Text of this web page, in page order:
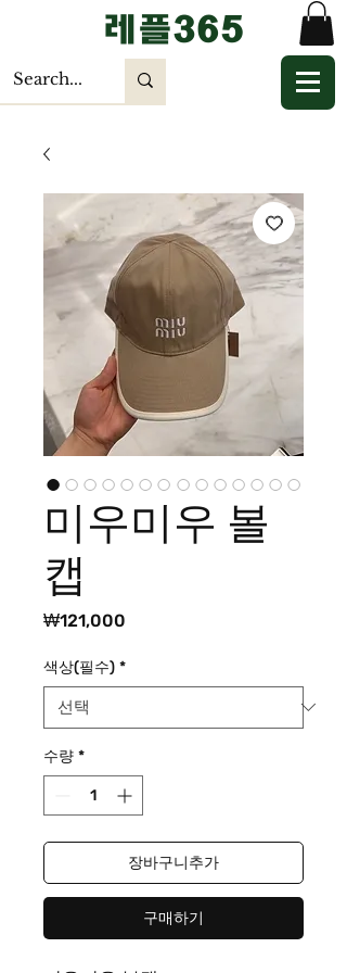
​레플365
미우미우 볼
캡
₩121,000
색상(필수) *
수량 *
장바구니추가
구매하기